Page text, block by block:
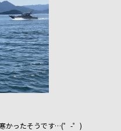
かったそうです…(゜-゜)